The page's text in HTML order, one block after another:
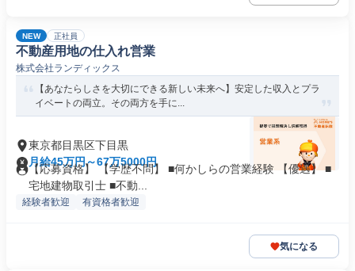
NEW 正社員
不動産用地の仕入れ営業
株式会社ランディックス
【あなたらしさを大切にできる新しい未来へ】安定した収入とプラ
イベートの両立。その両方を手に...
東京都目黒区下目黒
月給45万円～67万5000円
【応募資格】 【学歴不問】 ■何かしらの営業経験 【優遇】 ■
宅地建物取引⼠ ■不動...
経験者歓迎 有資格者歓迎
気になる